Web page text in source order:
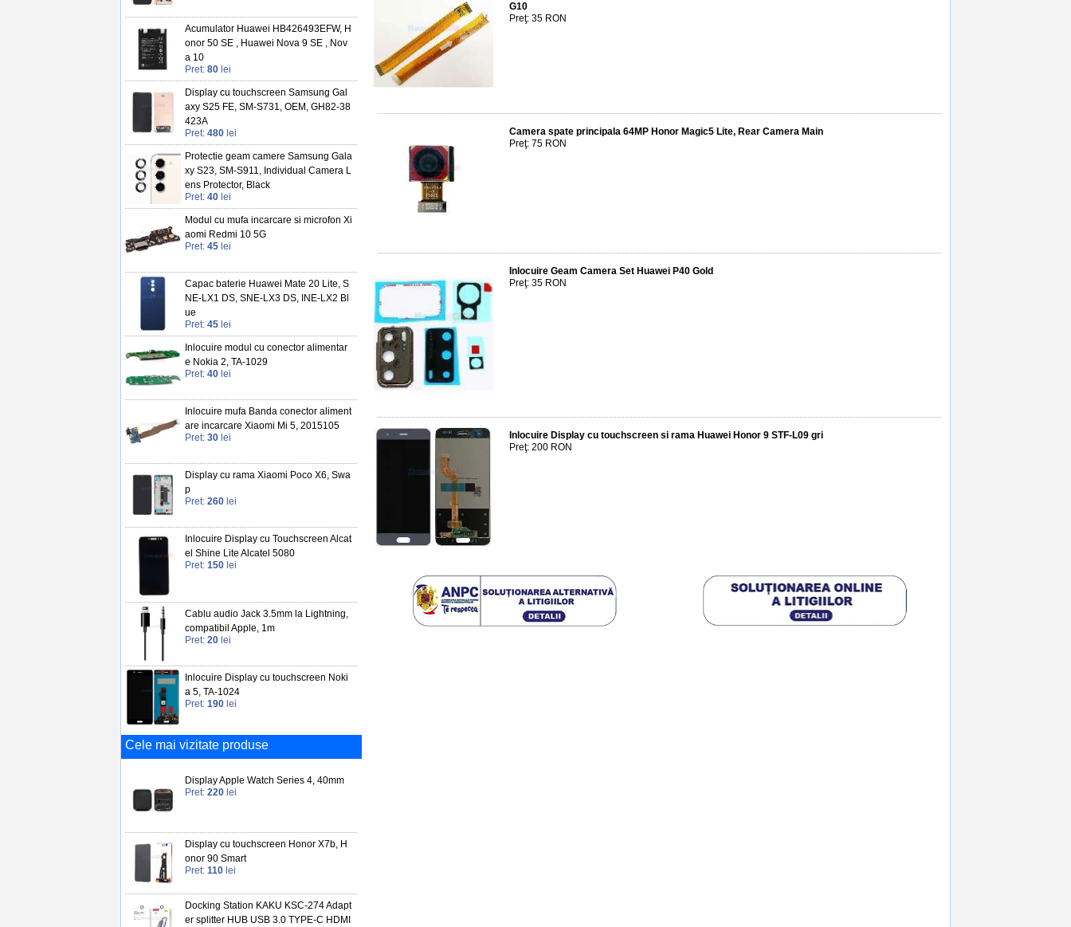
Acumulator Huawei HB426493EFW, H
onor 50 SE , Huawei Nova 9 SE , Nov
a 10
Pret: 80 lei
Display cu touchscreen Samsung Gal
axy S25 FE, SM-S731, OEM, GH82-38
423A
Pret: 480 lei
Protectie geam camere Samsung Gala
xy S23, SM-S911, Individual Camera L
ens Protector, Black
Pret: 40 lei
Modul cu mufa incarcare si microfon Xi
aomi Redmi 10 5G
Pret: 45 lei
Capac baterie Huawei Mate 20 Lite, S
NE-LX1 DS, SNE-LX3 DS, INE-LX2 Bl
ue
Pret: 45 lei
Inlocuire modul cu conector alimentar
e Nokia 2, TA-1029
Pret: 40 lei
Inlocuire mufa Banda conector aliment
are incarcare Xiaomi Mi 5, 2015105
Pret: 30 lei
Display cu rama Xiaomi Poco X6, Swa
p
Pret: 260 lei
Inlocuire Display cu Touchscreen Alcat
el Shine Lite Alcatel 5080
Pret: 150 lei
Cablu audio Jack 3.5mm la Lightning,
compatibil Apple, 1m
Pret: 20 lei
Inlocuire Display cu touchscreen Noki
a 5, TA-1024
Pret: 190 lei
Cele mai vizitate produse
Display Apple Watch Series 4, 40mm
Pret: 220 lei
Display cu touchscreen Honor X7b, H
onor 90 Smart
Pret: 110 lei
Docking Station KAKU KSC-274 Adapt
er splitter HUB USB 3.0 TYPE-C HDMI
G10
Preţ: 35 RON
Camera spate principala 64MP Honor Magic5 Lite, Rear Camera Main
Preţ: 75 RON
Inlocuire Geam Camera Set Huawei P40 Gold
Preţ: 35 RON
Inlocuire Display cu touchscreen si rama Huawei Honor 9 STF-L09 gri
Preţ: 200 RON